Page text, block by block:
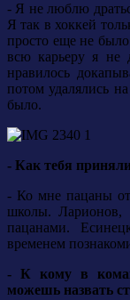
- Я не люблю
Я так в хоккей
просто еще не
всю карьеру я не
нравилось
потом удалялись
было.
- Как тебя
- Ко мне пацаны
школы. Ларионов,
пацанами.
временем
- К кому в
можешь назвать